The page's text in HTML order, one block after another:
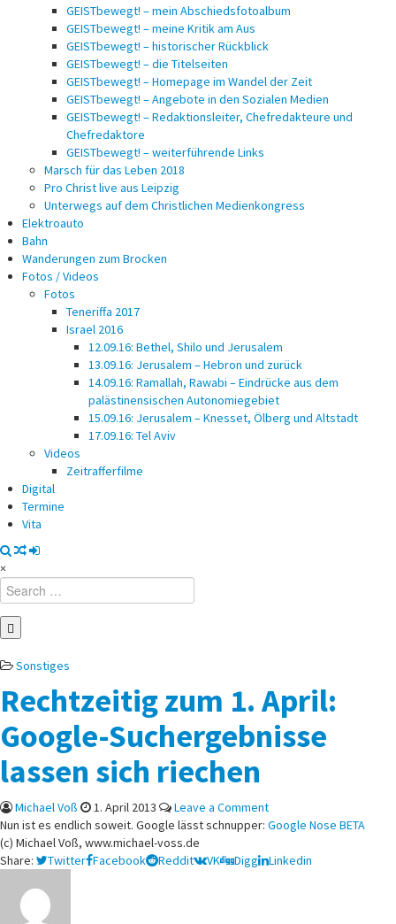
GEISTbewegt! – mein Abschiedsfotoalbum
GEISTbewegt! – meine Kritik am Aus
GEISTbewegt! – historischer Rückblick
GEISTbewegt! – die Titelseiten
GEISTbewegt! – Homepage im Wandel der Zeit
GEISTbewegt! – Angebote in den Sozialen Medien
GEISTbewegt! – Redaktionsleiter, Chefredakteure und
Chefredaktore
GEISTbewegt! – weiterführende Links
Marsch für das Leben 2018
Pro Christ live aus Leipzig
Unterwegs auf dem Christlichen Medienkongress
Elektroauto
Bahn
Wanderungen zum Brocken
Fotos / Videos
Fotos
Teneriffa 2017
Israel 2016
12.09.16: Bethel, Shilo und Jerusalem
13.09.16: Jerusalem – Hebron und zurück
14.09.16: Ramallah, Rawabi – Eindrücke aus dem
palästinensischen Autonomiegebiet
15.09.16: Jerusalem – Knesset, Ölberg und Altstadt
17.09.16: Tel Aviv
Videos
Zeitrafferfilme
Digital
Termine
Vita
×
Search
for:
Posted
Sonstiges
Rechtzeitig zum 1. April:
Google-Suchergebnisse
lassen sich riechen
Michael Voß 1. April 2013 Leave a Commenton
Rechtzeitig
1.
Nun ist es endlich soweit. Google lässt schnupper: Google Nose BETA
(c) Michael Voß, www.michael-voss.de
Share:
Twitter Facebook Reddit VK Digg Linkedin